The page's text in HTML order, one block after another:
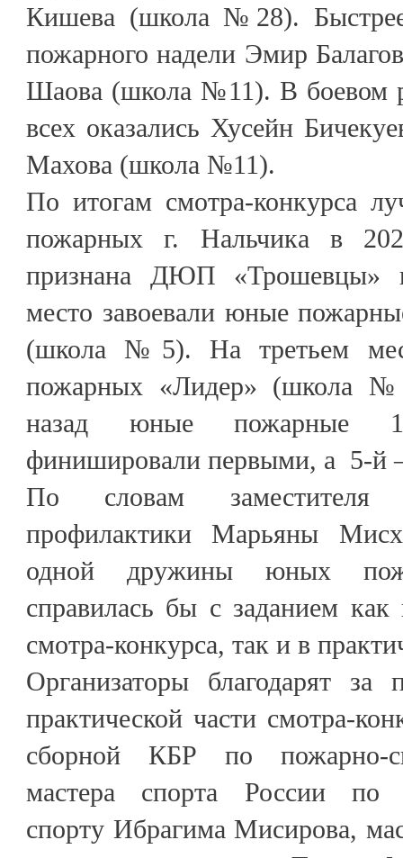
Кишева (школа №28).
пожарного надели Эмир
Шаова (школа №11). В боевом
всех оказались Хусейн
Махова (школа №11).
По итогам смотра-конкурса
пожарных г. Нальчика в
признана ДЮП
место завоевали юные
(школа №5). На третьем
пожарных «Лидер» (школа
назад юные пожарные
финишировали первыми, а 5-й
По словам заместителя
профилактики Марьяны
одной дружины юных
справилась бы с заданием как
смотра-конкурса, так и в
Организаторы благодарят
практической части смотра-
сборной КБР по пожарно-
мастера спорта России по
спорту Ибрагима Мисирова,